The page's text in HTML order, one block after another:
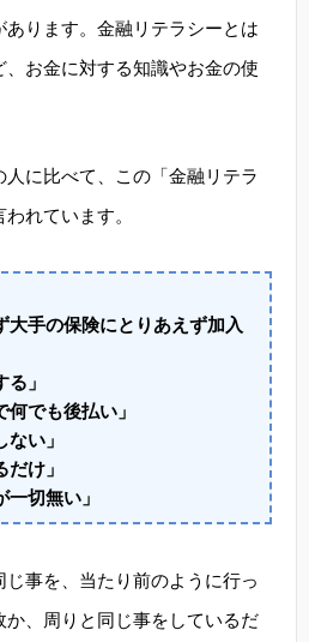
あります。金融リテラシーとは
お金に対する知識やお金の使
に比べて、この「金融リテラ
れています。
大手の保険にとりあえず加入
」
何でも後払い」
ない」
だけ」
一切無い」
事を、当たり前のように行っ
、周りと同じ事をしているだ